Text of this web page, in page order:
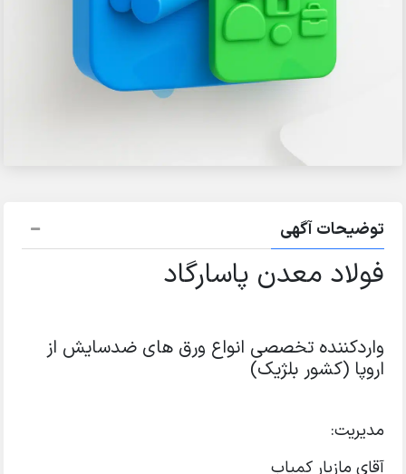
توضیحات آگهی
فولاد معدن پاسارگاد
واردکننده تخصصی انواع ورق های ضدسایش از
اروپا (کشور بلژیک)
مدیریت:
آقای مازیار کمیاب